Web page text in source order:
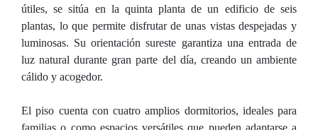
útiles, se sitúa en la quinta planta de un edificio de seis
plantas, lo que permite disfrutar de unas vistas despejadas y
luminosas. Su orientación sureste garantiza una entrada de
luz natural durante gran parte del día, creando un ambiente
cálido y acogedor.
El piso cuenta con cuatro amplios dormitorios, ideales para
familias o como espacios versátiles que pueden adaptarse a